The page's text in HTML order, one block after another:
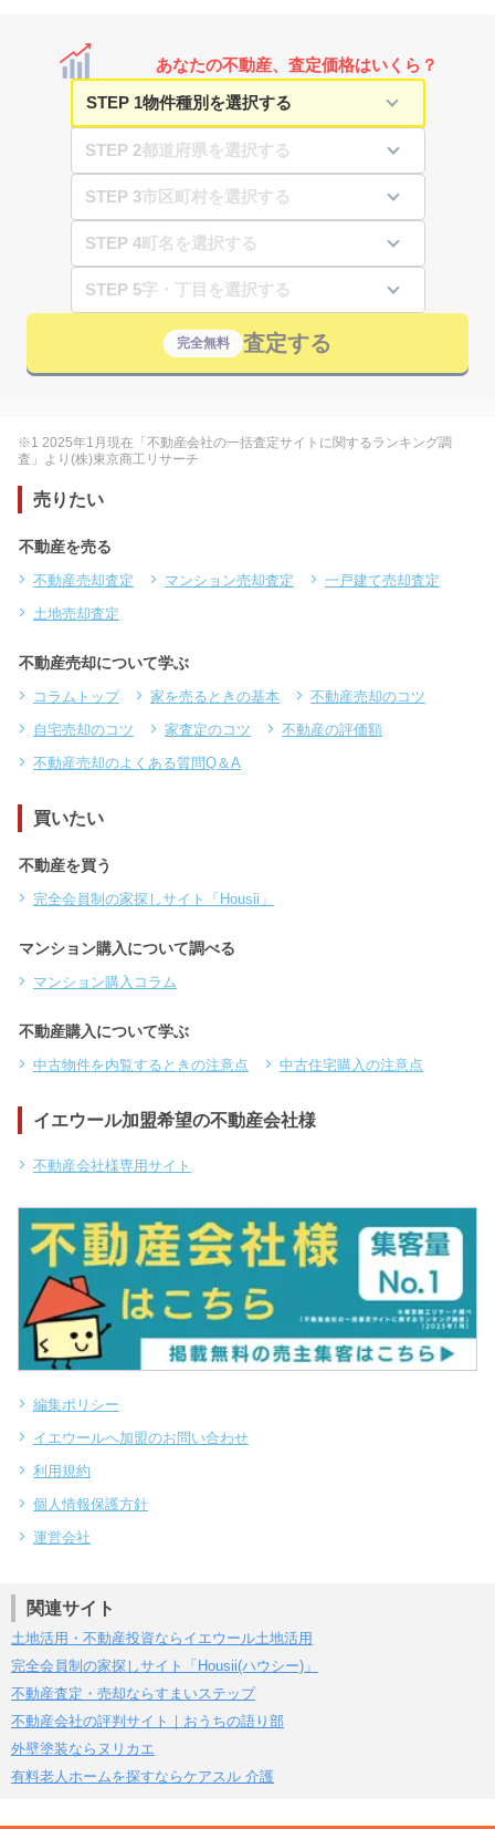
あなたの不動産、査定価格はいくら？
STEP 1
STEP 2
STEP 3
STEP 4
STEP 5
完全無料 査定する
※1 2025年1月現在「不動産会社の一括査定サイトに関するランキング調
査」より(株)東京商工リサーチ
売りたい
不動産を売る
不動産売却査定 マンション売却査定
一戸建て売却査定
土地売却査定
不動産売却について学ぶ
コラムトップ 家を売るときの基本
不動産売却のコツ
自宅売却のコツ
家査定のコツ
不動産の評価額
不動産売却のよくある質問Q＆A
買いたい
不動産を買う
完全会員制の家探しサイト「Housii」
マンション購入について調べる
マンション購入コラム
不動産購入について学ぶ
中古物件を内覧するときの注意点 中古住宅購入の注意点
イエウール加盟希望の不動産会社様
不動産会社様専用サイト
編集ポリシー
イエウールへ加盟のお問い合わせ
利用規約
個人情報保護方針
運営会社
関連サイト
土地活用・不動産投資ならイエウール土地活用
完全会員制の家探しサイト「Housii(ハウシー)」
不動産査定・売却ならすまいステップ
不動産会社の評判サイト｜おうちの語り部
外壁塗装ならヌリカエ
有料老人ホームを探すならケアスル 介護